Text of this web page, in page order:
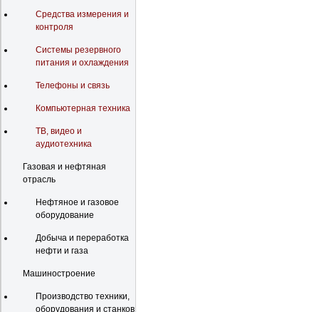
Средства измерения и
контроля
Системы резервного
питания и охлаждения
Телефоны и связь
Компьютерная техника
ТВ, видео и
аудиотехника
Газовая и нефтяная
отрасль
Нефтяное и газовое
оборудование
Добыча и переработка
нефти и газа
Машиностроение
Производство техники,
оборудования и станков